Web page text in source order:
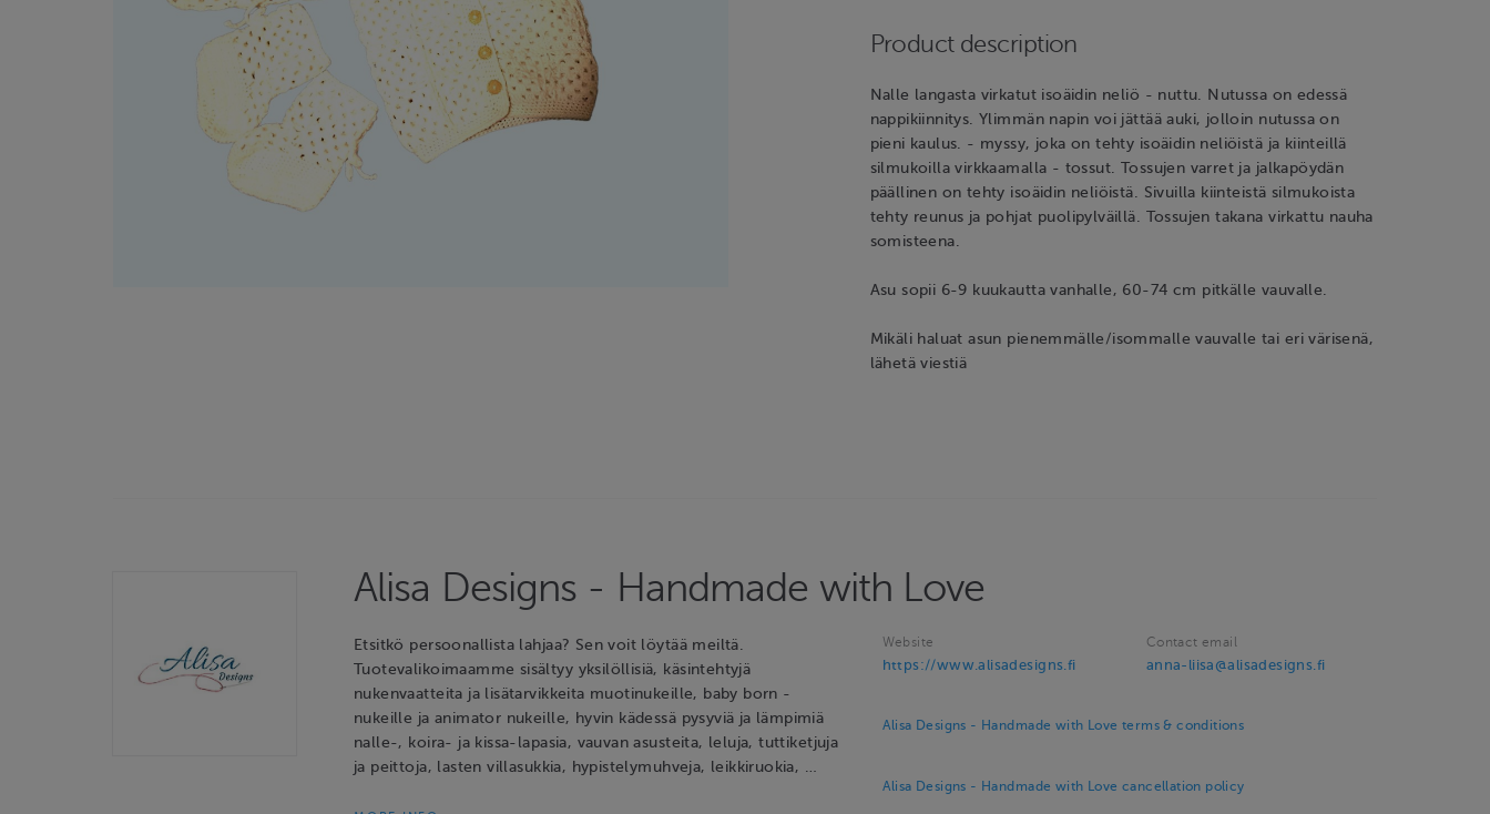
Product description
Nalle langasta virkatut isoäidin neliö - nuttu. Nutussa on edessä
nappikiinnitys. Ylimmän napin voi jättää auki, jolloin nutussa on
pieni kaulus. - myssy, joka on tehty isoäidin neliöistä ja kiinteillä
silmukoilla virkkaamalla - tossut. Tossujen varret ja jalkapöydän
päällinen on tehty isoäidin neliöistä. Sivuilla kiinteistä silmukoista
tehty reunus ja pohjat puolipylväillä. Tossujen takana virkattu nauha
somisteena.
Asu sopii 6-9 kuukautta vanhalle, 60-74 cm pitkälle vauvalle.
Mikäli haluat asun pienemmälle/isommalle vauvalle tai eri värisenä,
lähetä viestiä
Alisa Designs - Handmade with Love
Etsitkö persoonallista lahjaa? Sen voit löytää meiltä.
Tuotevalikoimaamme sisältyy yksilöllisiä, käsintehtyjä
nukenvaatteita ja lisätarvikkeita muotinukeille, baby born -
nukeille ja animator nukeille, hyvin kädessä pysyviä ja lämpimiä
nalle-, koira- ja kissa-lapasia, vauvan asusteita, leluja, tuttiketjuja
ja peittoja, lasten villasukkia, hypistelymuhveja, leikkiruokia, …
Website
https://www.alisadesigns.fi
Contact email
anna-liisa@alisadesigns.fi
Alisa Designs - Handmade with Love terms & conditions
Alisa Designs - Handmade with Love cancellation policy